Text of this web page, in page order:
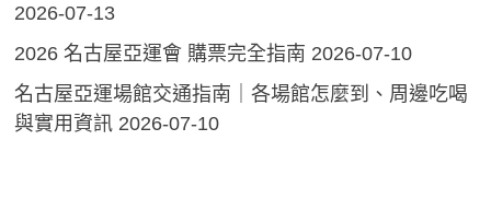
2026-07-13
2026 名古屋亞運會 購票完全指南 2026-07-10
名古屋亞運場館交通指南｜各場館怎麼到、周邊吃喝
與實用資訊 2026-07-10